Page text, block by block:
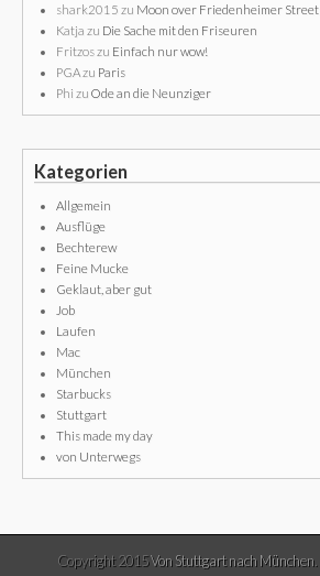
shark2015 zu Moon over Friedenheimer Street
Katja zu Die Sache mit den Friseuren
Fritzoszu Einfach nur wow!
PGAzu Paris
Phi zu Ode an die Neunziger
Kategorien
Allgemein
Ausflüge
Bechterew
Feine Mucke
Geklaut, aber gut
Job
Laufen
Mac
München
Starbucks
Stuttgart
This made my day
von Unterwegs
Copyright 2015Von Stuttgart nach München